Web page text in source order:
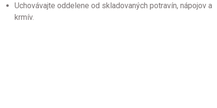
Uchovávajte oddelene od skladovaných potravín, nápojov a
krmív.